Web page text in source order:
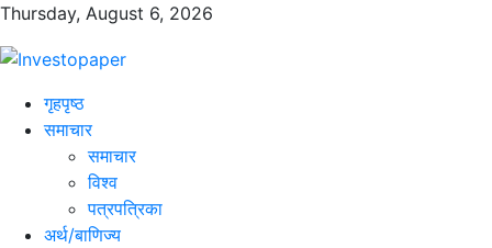
Thursday, August 6, 2026
गृहपृष्ठ
समाचार
समाचार
विश्व
पत्रपत्रिका
अर्थ/बाणिज्य